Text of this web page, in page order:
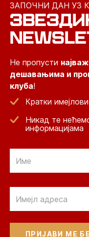
ЗАПОЧНИ ДАН УЗ
Не пропусти
дешавањима и
клуба!
Кратки
Никад те
информацијама